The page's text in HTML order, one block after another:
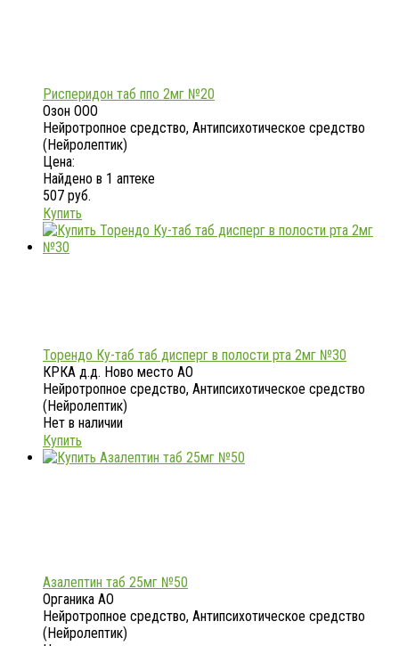
Рисперидон таб ппо 2мг №20
Озон ООО
Нейротропное средство, Антипсихотическое средство
(Нейролептик)
Цена:
Найдено в 1 аптеке
507 руб.
Купить
Торендо Ку-таб таб дисперг в полости рта 2мг №30
КРКА д.д. Ново место АО
Нейротропное средство, Антипсихотическое средство
(Нейролептик)
Нет в наличии
Купить
Азалептин таб 25мг №50
Органика АО
Нейротропное средство, Антипсихотическое средство
(Нейролептик)